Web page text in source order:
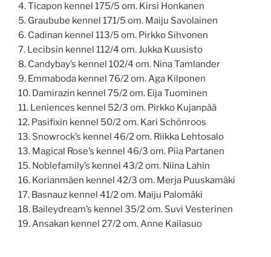
4. Ticapon kennel 175/5 om. Kirsi Honkanen
5. Graubube kennel 171/5 om. Maiju Savolainen
6. Cadinan kennel 113/5 om. Pirkko Sihvonen
7. Lecibsin kennel 112/4 om. Jukka Kuusisto
8. Candybay’s kennel 102/4 om. Nina Tamlander
9. Emmaboda kennel 76/2 om. Aga Kilponen
10. Damirazin kennel 75/2 om. Eija Tuominen
11. Leniences kennel 52/3 om. Pirkko Kujanpää
12. Pasifixin kennel 50/2 om. Kari Schönroos
13. Snowrock’s kennel 46/2 om. Riikka Lehtosalo
13. Magical Rose’s kennel 46/3 om. Piia Partanen
15. Noblefamily’s kennel 43/2 om. Niina Lahin
16. Korianmäen kennel 42/3 om. Merja Puuskamäki
17. Basnauz kennel 41/2 om. Maiju Palomäki
18. Baileydream’s kennel 35/2 om. Suvi Vesterinen
19. Ansakan kennel 27/2 om. Anne Kailasuo